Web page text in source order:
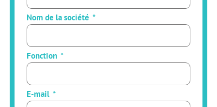
Nom de la société
Fonction
E-mail